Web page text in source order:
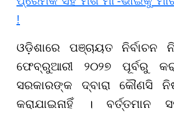
!
ଓଡ଼ିଶାରେ ପଞ୍ଚାୟତ ନିର୍ବାଚନ
ଫେବ୍ରୁଆରୀ ୨୦୨୭ ପୂର୍ବରୁ
ସରକାରଙ୍କ ଦ୍ବାରା କୌଣସି
କରାଯାଇନାହିଁ । ବର୍ତ୍ତମାନ